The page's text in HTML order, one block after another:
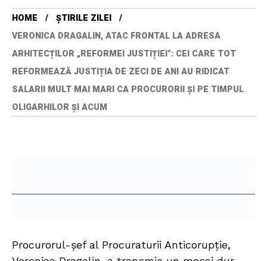
HOME
ȘTIRILE ZILEI
VERONICA DRAGALIN, ATAC FRONTAL LA ADRESA
ARHITECȚILOR „REFORMEI JUSTIȚIEI”: CEI CARE TOT
REFORMEAZĂ JUSTIȚIA DE ZECI DE ANI AU RIDICAT
SALARII MULT MAI MARI CA PROCURORII ȘI PE TIMPUL
OLIGARHILOR ȘI ACUM
Procurorul-șef al Procuraturii Anticorupție,